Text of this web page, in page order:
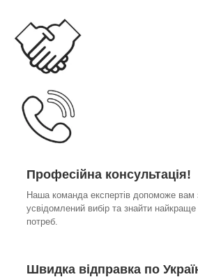
Професійна консультація!
Наша команда експертів допоможе вам
усвідомлений вибір та знайти
потреб.
Швидка відправка по